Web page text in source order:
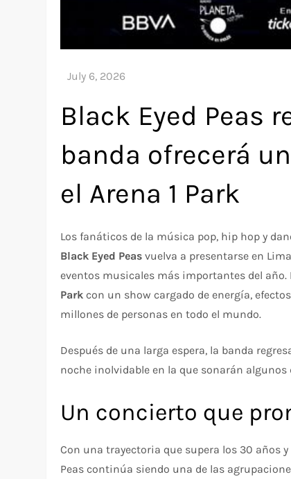
Black Eyed Peas
banda ofrecerá
el Arena 1 Park
Los fanáticos de la música pop, hip hop y
Black Eyed Peas vuelva a presentarse en
eventos musicales más importantes del
Park con un show cargado de energía,
millones de personas en todo el mundo.
Después de una larga espera, la banda
noche inolvidable en la que sonarán
Un concierto que
Con una trayectoria que supera los 30 años
Peas continúa siendo una de las